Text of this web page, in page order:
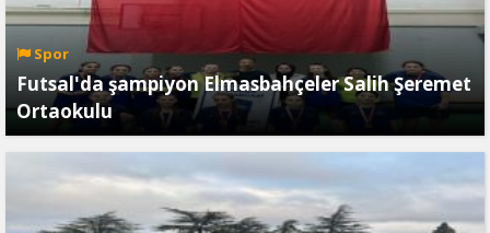
Spor
Futsal'da şampiyon Elmasbahçeler Salih Şeremet
Ortaokulu